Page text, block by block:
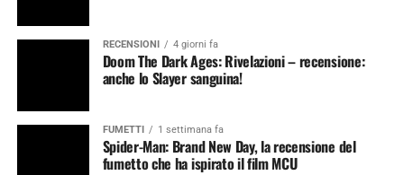
RECENSIONI 4 giorni fa
Doom The Dark Ages: Rivelazioni – recensione:
anche lo Slayer sanguina!
FUMETTI 1 settimana fa
Spider-Man: Brand New Day, la recensione del
fumetto che ha ispirato il film MCU